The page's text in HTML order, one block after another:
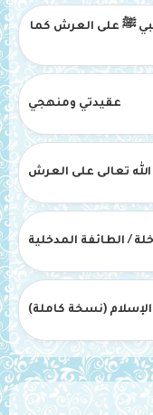
ﷺ على العرش كما
عقيدتي ومنهجي
تعالى على العرش
/ الطائفة المدخلية
(نسخة كاملة)